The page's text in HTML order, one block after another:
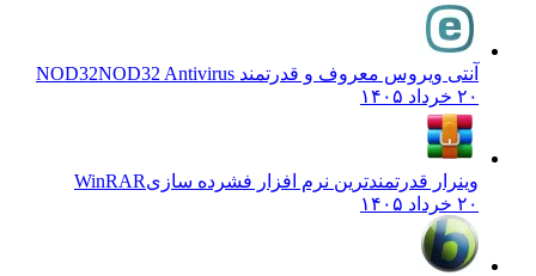
آنتی ویروس معروف و قدرتمند NOD32 NOD32 Antivirus
۲۰ خرداد ۱۴۰۵
وینرار قدرتمندترین نرم افزار فشرده سازیWinRAR
۲۰ خرداد ۱۴۰۵